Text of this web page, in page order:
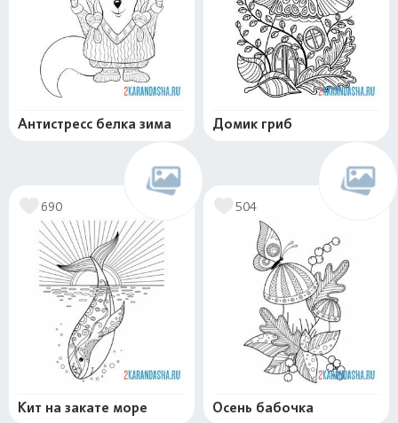
Антистресс белка зима Домик гриб
690
Кит на закате море
504
Осень бабочка